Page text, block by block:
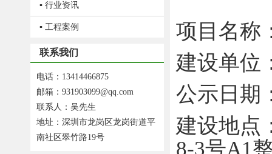
▪ 行业资讯
▪ 工程案例
联系我们
电话：13414466875
邮箱：931903099@qq.com
联系人：吴先生
地址：深圳市龙岗区龙岗街道平
南社区翠竹路19号
项目名称
建设单位
公示日期
建设地点
8-3号A1